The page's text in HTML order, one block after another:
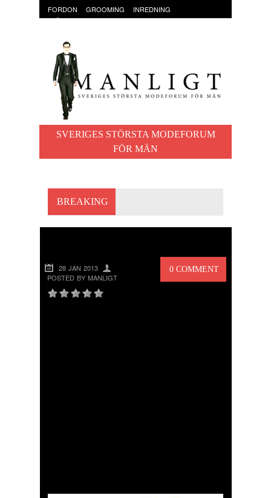
FORDON GROOMING
INREDNING
KLÄDER & ACCESSOARER
MAT OCH DRYCK
SVERIGES STÖRSTA MODEFORUM
FÖR MÄN
BREAKING
0 COMMENT
28 JAN 2013
POSTED BY MANLIGT